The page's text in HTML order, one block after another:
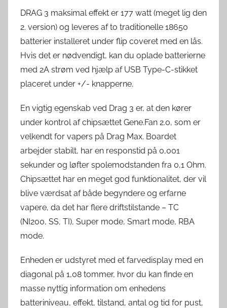
DRAG 3 maksimal effekt er 177 watt (meget lig den
2. version) og leveres af to traditionelle 18650
batterier installeret under flip coveret med en lås.
Hvis det er nødvendigt, kan du oplade batterierne
med 2A strøm ved hjælp af USB Type-C-stikket
placeret under +/- knapperne.
En vigtig egenskab ved Drag 3 er, at den kører
under kontrol af chipsættet Gene.Fan 2.0, som er
velkendt for vapers på Drag Max. Boardet
arbejder stabilt, har en responstid på 0,001
sekunder og løfter spolemodstanden fra 0,1 Ohm.
Chipsættet har en meget god funktionalitet, der vil
blive værdsat af både begyndere og erfarne
vapere, da det har flere driftstilstande – TC
(NI200, SS, TI), Super mode, Smart mode, RBA
mode.
Enheden er udstyret med et farvedisplay med en
diagonal på 1,08 tommer, hvor du kan finde en
masse nyttig information om enhedens
batteriniveau, effekt, tilstand, antal og tid for pust,